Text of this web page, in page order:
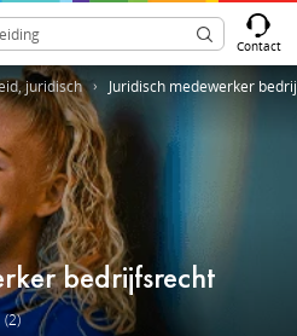
Contact
juridisch Juridisch medewerker
bedrijfsrecht
(2)